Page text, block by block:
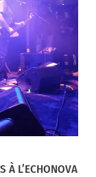
À L’ECHONOVA